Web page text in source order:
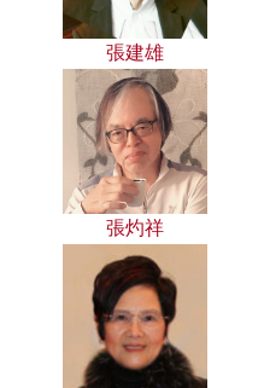
張建雄
張灼祥